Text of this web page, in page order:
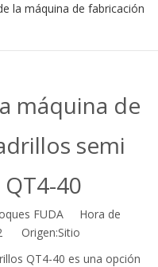
la máquina de fabricación
máquina de
semi
40
FUDA Hora de
Origen:Sitio
QT4-40 es una opción